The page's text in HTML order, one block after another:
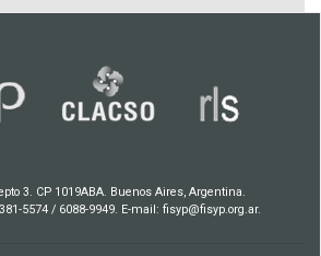
3. CP 1019ABA. Buenos Aires, Argentina.
5574 / 6088-9949. E-mail: fisyp@fisyp.org.ar.